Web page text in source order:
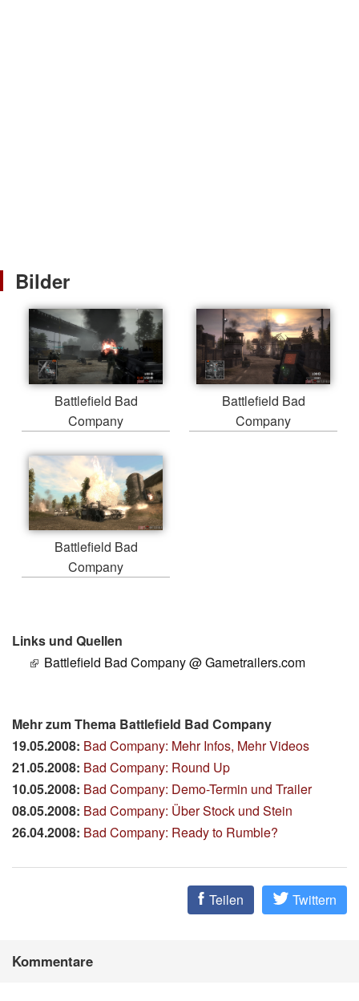
Bilder
Battlefield Bad
Company
Battlefield Bad
Company
Battlefield Bad
Company
Links und Quellen
Battlefield Bad Company @ Gametrailers.com
Mehr zum Thema Battlefield Bad Company
19.05.2008: Bad Company: Mehr Infos, Mehr Videos
21.05.2008: Bad Company: Round Up
10.05.2008: Bad Company: Demo-Termin und Trailer
08.05.2008: Bad Company: Über Stock und Stein
26.04.2008: Bad Company: Ready to Rumble?
Teilen Twittern
Kommentare